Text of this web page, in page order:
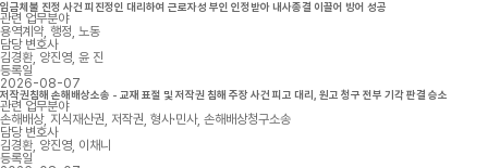
임금체불 진정 사건 피진정인 대리하여 근로자성 부인 인정받아 내사종결 이끌어 방어 성공
관련 업무분야
용역계약, 행정, 노동
담당 변호사
김경환, 양진영, 윤 진
등록일
2026-08-07
저작권침해 손해배상소송 - 교재 표절 및 저작권 침해 주장 사건 피고 대리, 원고 청구 전부 기각 판결 승소
관련 업무분야
손해배상, 지식재산권, 저작권, 형사·민사, 손해배상청구소송
담당 변호사
김경환, 양진영, 이채니
등록일